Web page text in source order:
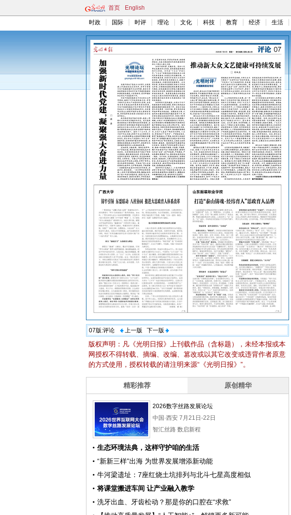
首页 English
时政 国际 时评 理论 文化 科技 教育 经济 生活
07版:评论 上一版 下一版
版权声明：凡《光明日报》上刊载作品（含标题），未经本报或本
网授权不得转载、摘编、改编、篡改或以其它改变或违背作者原意
的方式使用，授权转载的请注明来源“《光明日报》”。